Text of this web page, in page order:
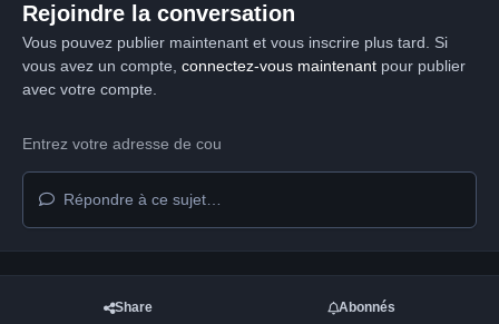
Rejoindre la conversation
Vous pouvez publier maintenant et vous inscrire plus tard. Si
vous avez un compte, connectez-vous maintenantpour publier
avec votre compte.
Répondre à ce sujet…
Share Abonnés